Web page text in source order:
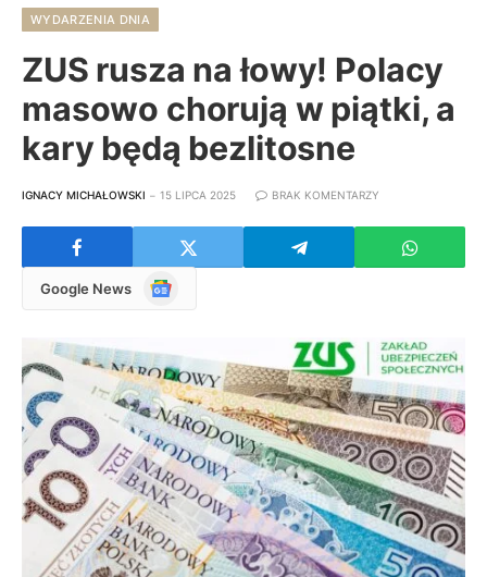
WYDARZENIA DNIA
ZUS rusza na łowy! Polacy
masowo chorują w piątki, a
kary będą bezlitosne
IGNACY MICHAŁOWSKI 15 LIPCA 2025 BRAK KOMENTARZY
Google News
Google